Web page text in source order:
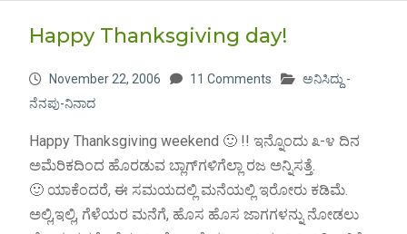
Happy Thanksgiving day!
November 22, 2006 11 Comments
ಅನಿಸಿದ್ದು -
ನೆನಪು-ನಿನಾದ
Happy Thanksgiving weekend 🙂 !! ಇನ್ನೊಂದು ೩-೪ ದಿನ
ಅಮೆರಿಕದಿಂದ ಹೊರಡುವ ಬ್ಲಾಗ್‍ಗಳಿಗೆಲ್ಲಾ ರಜ ಅನ್ನಿಸತ್ತೆ.
🙂 ಯಾಕೆಂದರೆ, ಈ ಸಮಯದಲ್ಲಿ ಮನೆಯಲ್ಲಿ ಇರೋರು ಕಡಿಮೆ.
ಅಲ್ಲಿ,ಇಲ್ಲಿ, ಗೆಳೆಯರ ಮನೆಗೆ, ಹೊಸ ಹೊಸ ಜಾಗಗಳನ್ನು ನೋಡಲು